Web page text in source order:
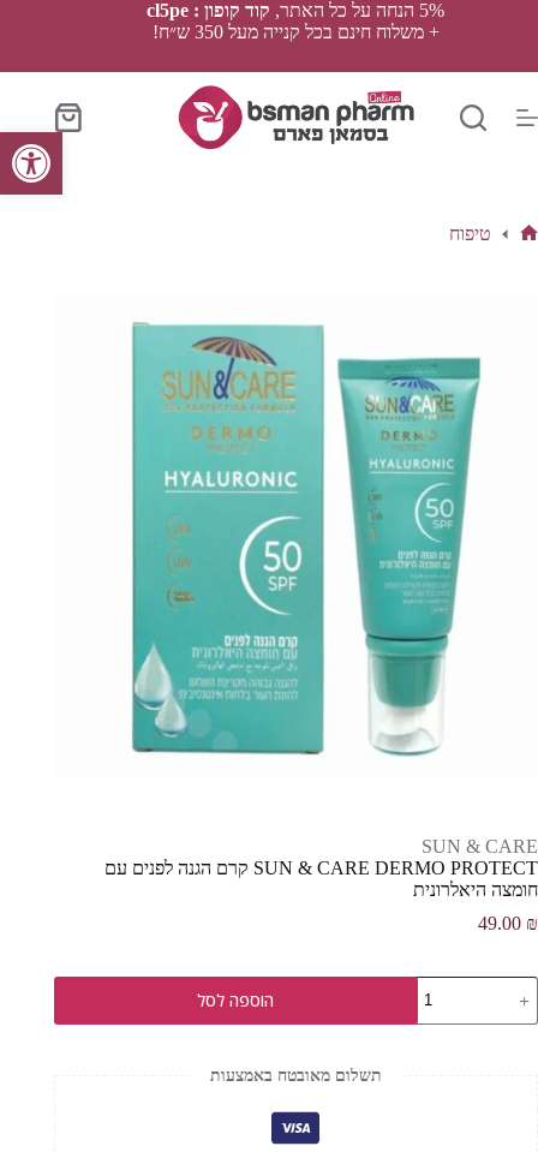
פתח סרגל נגישות
5% הנחה על כל האתר,
קוד קופון : cl5pe
+ משלוח חינם בכל קנייה מעל 350 ש״ח!
סל
הקניות
טיפוח
SUN & CARE
SUN & CARE DERMO PROTECT קרם הגנה לפנים עם
חומצה היאלרונית
49.00 ₪
כמות
של
SUN
הוספה לסל
תשלום מאובטח באמצעות